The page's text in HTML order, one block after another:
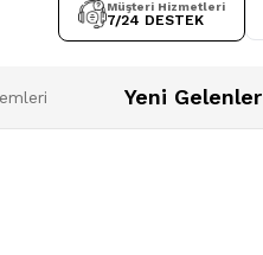
Müşteri Hizmetleri
7/24 DESTEK
Yeni Gelenler